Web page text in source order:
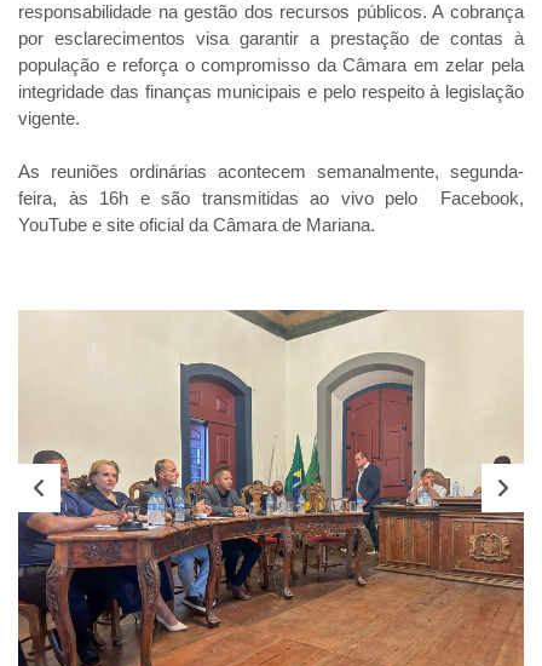
responsabilidade na gestão dos recursos públicos. A cobrança
por esclarecimentos visa garantir a prestação de contas à
população e reforça o compromisso da Câmara em zelar pela
integridade das finanças municipais e pelo respeito à legislação
vigente.
As reuniões ordinárias acontecem semanalmente, segunda-
feira, às 16h e são transmitidas ao vivo pelo Facebook,
YouTube e site oficial da Câmara de Mariana.